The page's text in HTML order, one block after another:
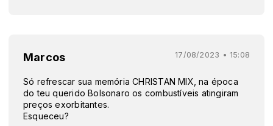
Marcos 17/08/2023 • 15:08
Só refrescar sua memória CHRISTAN MIX, na época
do teu querido Bolsonaro os combustíveis atingiram
preços exorbitantes.
Esqueceu?